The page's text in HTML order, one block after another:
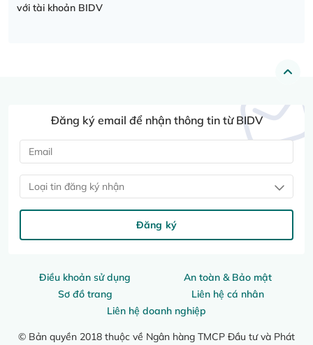
với tài khoản BIDV
Điều khoản sử dụng
An toàn & Bảo mật
Sơ đồ trang
Liên hệ cá nhân
Liên hệ doanh nghiệp
© Bản quyền 2018 thuộc về Ngân hàng TMCP Đầu tư và Phát
Đăng ký email để nhận thông tin từ BIDV
Loại tin đăng ký nhận
Đăng ký